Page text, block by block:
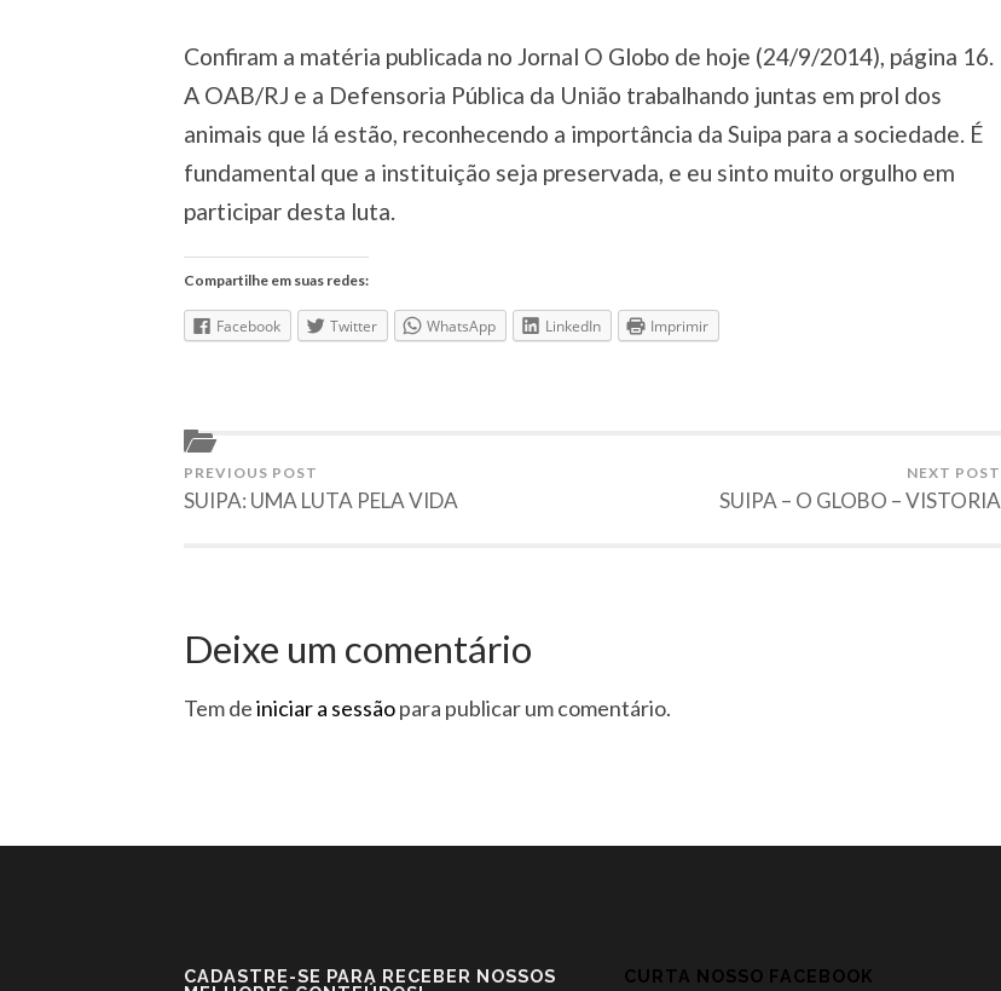
Confiram a matéria publicada no Jornal O Globo de hoje (24/9/2014), página 16.
A OAB/RJ e a Defensoria Pública da União trabalhando juntas em prol dos
animais que lá estão, reconhecendo a importância da Suipa para a sociedade. É
fundamental que a instituição seja preservada, e eu sinto muito orgulho em
participar desta luta.
Compartilhe em suas redes:
Facebook Twitter WhatsApp LinkedIn Imprimir
PREVIOUS POST
SUIPA: UMA LUTA PELA VIDA
NEXT POST
SUIPA – O GLOBO – VISTORIA
Deixe um comentário
Tem deiniciar a sessãopara publicar um comentário.
CADASTRE-SE PARA RECEBER NOSSOS
CURTA NOSSO FACEBOOK